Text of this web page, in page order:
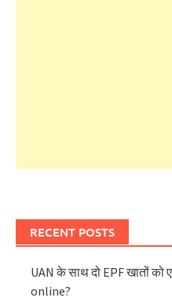
RECENT POSTS
UAN के साथ दो EPF खातों
online?